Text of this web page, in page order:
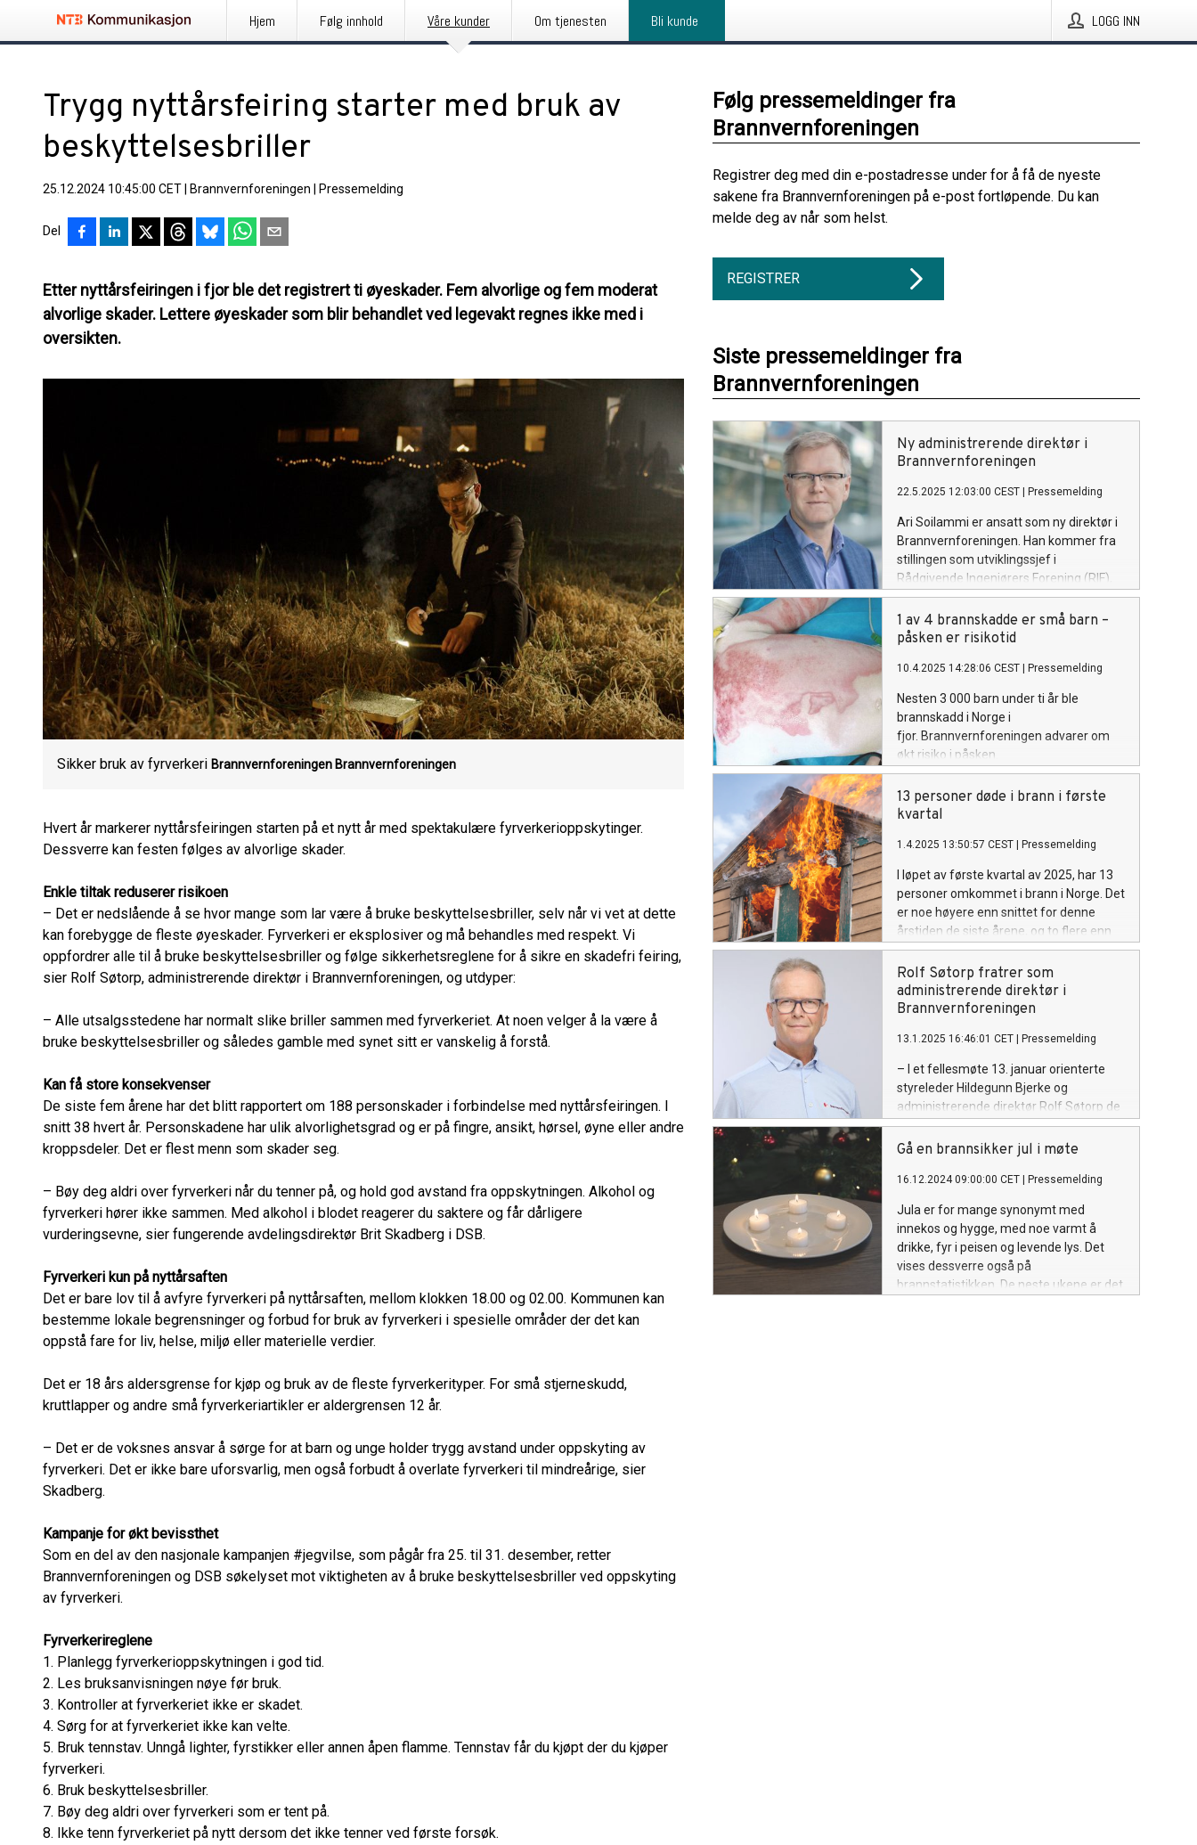
Hjem Følg innhold Våre kunder Om tjenesten Bli kunde LOGG INN
Trygg nyttårsfeiring starter med bruk av
beskyttelsesbriller
25.12.2024 10:45:00 CET Brannvernforeningen Pressemelding
Del
Etter nyttårsfeiringen i fjor ble det registrert ti øyeskader. Fem alvorlige og fem moderat
alvorlige skader. Lettere øyeskader som blir behandlet ved legevakt regnes ikke med i
oversikten.
Sikker bruk av fyrverkeri Brannvernforeningen Brannvernforeningen
Hvert år markerer nyttårsfeiringen starten på et nytt år med spektakulære fyrverkerioppskytinger.
Dessverre kan festen følges av alvorlige skader.
Enkle tiltak reduserer risikoen
– Det er nedslående å se hvor mange som lar være å bruke beskyttelsesbriller, selv når vi vet at dette
kan forebygge de fleste øyeskader. Fyrverkeri er eksplosiver og må behandles med respekt. Vi
oppfordrer alle til å bruke beskyttelsesbriller og følge sikkerhetsreglene for å sikre en skadefri feiring,
sier Rolf Søtorp, administrerende direktør i Brannvernforeningen, og utdyper:
– Alle utsalgsstedene har normalt slike briller sammen med fyrverkeriet. At noen velger å la være å
bruke beskyttelsesbriller og således gamble med synet sitt er vanskelig å forstå.
Kan få store konsekvenser
De siste fem årene har det blitt rapportert om 188 personskader i forbindelse med nyttårsfeiringen. I
snitt 38 hvert år. Personskadene har ulik alvorlighetsgrad og er på fingre, ansikt, hørsel, øyne eller andre
kroppsdeler. Det er flest menn som skader seg.
– Bøy deg aldri over fyrverkeri når du tenner på, og hold god avstand fra oppskytningen. Alkohol og
fyrverkeri hører ikke sammen. Med alkohol i blodet reagerer du saktere og får dårligere
vurderingsevne, sier fungerende avdelingsdirektør Brit Skadberg i DSB.
Fyrverkeri kun på nyttårsaften
Det er bare lov til å avfyre fyrverkeri på nyttårsaften, mellom klokken 18.00 og 02.00. Kommunen kan
bestemme lokale begrensninger og forbud for bruk av fyrverkeri i spesielle områder der det kan
oppstå fare for liv, helse, miljø eller materielle verdier.
Det er 18 års aldersgrense for kjøp og bruk av de fleste fyrverkerityper. For små stjerneskudd,
kruttlapper og andre små fyrverkeriartikler er aldergrensen 12 år.
– Det er de voksnes ansvar å sørge for at barn og unge holder trygg avstand under oppskyting av
fyrverkeri. Det er ikke bare uforsvarlig, men også forbudt å overlate fyrverkeri til mindreårige, sier
Skadberg.
Kampanje for økt bevissthet
Som en del av den nasjonale kampanjen #jegvilse, som pågår fra 25. til 31. desember, retter
Brannvernforeningen og DSB søkelyset mot viktigheten av å bruke beskyttelsesbriller ved oppskyting
av fyrverkeri.
Fyrverkerireglene
1. Planlegg fyrverkerioppskytningen i god tid.
2. Les bruksanvisningen nøye før bruk.
3. Kontroller at fyrverkeriet ikke er skadet.
4. Sørg for at fyrverkeriet ikke kan velte.
5. Bruk tennstav. Unngå lighter, fyrstikker eller annen åpen flamme. Tennstav får du kjøpt der du kjøper
fyrverkeri.
6. Bruk beskyttelsesbriller.
7. Bøy deg aldri over fyrverkeri som er tent på.
8. Ikke tenn fyrverkeriet på nytt dersom det ikke tenner ved første forsøk.
Følg pressemeldinger fra
Brannvernforeningen
Registrer deg med din e-postadresse under for å få de nyeste
sakene fra Brannvernforeningen på e-post fortløpende. Du kan
melde deg av når som helst.
REGISTRER
Siste pressemeldinger fra
Brannvernforeningen
Ny administrerende direktør i
Brannvernforeningen
22.5.2025 12:03:00 CEST Pressemelding
Ari Soilammi er ansatt som ny direktør i
Brannvernforeningen. Han kommer fra
stillingen som utviklingssjef i
Rådgivende Ingeniørers Forening (RIF),
hvor han har arbeidet siden 2013, med
ansvar for blant annet faglig og
kommersiell utvikling og bransjedialog
offentlige etater.
1 av 4 brannskadde er små barn –
påsken er risikotid
10.4.2025 14:28:06 CEST Pressemelding
Nesten 3 000 barn under ti år ble
brannskadd i Norge i
fjor. Brannvernforeningen advarer om
økt risiko i påsken.
13 personer døde i brann i første
kvartal
1.4.2025 13:50:57 CEST Pressemelding
I løpet av første kvartal av 2025, har 13
personer omkommet i brann i Norge. Det
er noe høyere enn snittet for denne
årstiden de siste årene, og to flere enn
for samme periode i fjor. Den langsiktige
tendensen for antallet omkomne i brann
er likevel svært positiv.
Rolf Søtorp fratrer som
administrerende direktør i
Brannvernforeningen
13.1.2025 16:46:01 CET Pressemelding
– I et fellesmøte 13. januar orienterte
styreleder Hildegunn Bjerke og
administrerende direktør Rolf Søtorp de
ansatte i Brannvernforeningen om at
Søtorp har bedt styret om å fratre sin
beslutning, og i fellesskap er det avtalt
2025.
Gå en brannsikker jul i møte
16.12.2024 09:00:00 CET Pressemelding
Jula er for mange synonymt med
innekos og hygge, med noe varmt å
drikke, fyr i peisen og levende lys. Det
vises dessverre også på
brannstatistikken. De neste ukene er det